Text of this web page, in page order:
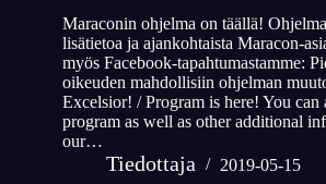
Maraconin ohjelma on täällä!
lisätietoa ja ajankohtaista Maracon-
myös Facebook-tapahtumastamme:
oikeuden mahdollisiin ohjelman
Excelsior! / Program is here! You can
program as well as other additional
our…
Tiedottaja 2019-05-15